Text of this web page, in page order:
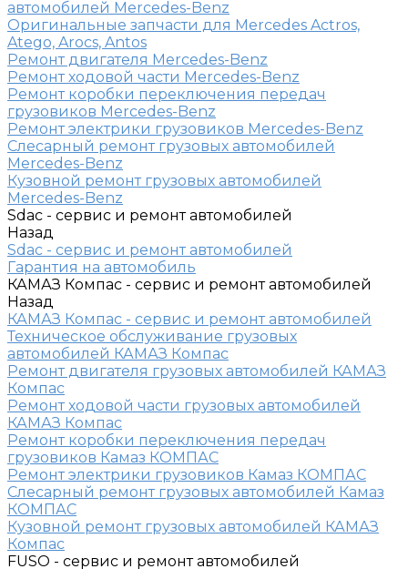
автомобилей Mercedes-Benz
Оригинальные запчасти для Mercedes Actros,
Atego, Arocs, Antos
Ремонт двигателя Mercedes-Benz
Ремонт ходовой части Mercedes-Benz
Ремонт коробки переключения передач
грузовиков Mercedes-Benz
Ремонт электрики грузовиков Mercedes-Benz
Слесарный ремонт грузовых автомобилей
Mercedes-Benz
Кузовной ремонт грузовых автомобилей
Mercedes-Benz
Sdac - сервис и ремонт автомобилей
Назад
Sdac - сервис и ремонт автомобилей
Гарантия на автомобиль
КАМАЗ Компас - сервис и ремонт автомобилей
Назад
КАМАЗ Компас - сервис и ремонт автомобилей
Техническое обслуживание грузовых
автомобилей КАМАЗ Компас
Ремонт двигателя грузовых автомобилей КАМАЗ
Компас
Ремонт ходовой части грузовых автомобилей
КАМАЗ Компас
Ремонт коробки переключения передач
грузовиков Камаз КОМПАС
Ремонт электрики грузовиков Камаз КОМПАС
Слесарный ремонт грузовых автомобилей Камаз
КОМПАС
Кузовной ремонт грузовых автомобилей КАМАЗ
Компас
FUSO - сервис и ремонт автомобилей